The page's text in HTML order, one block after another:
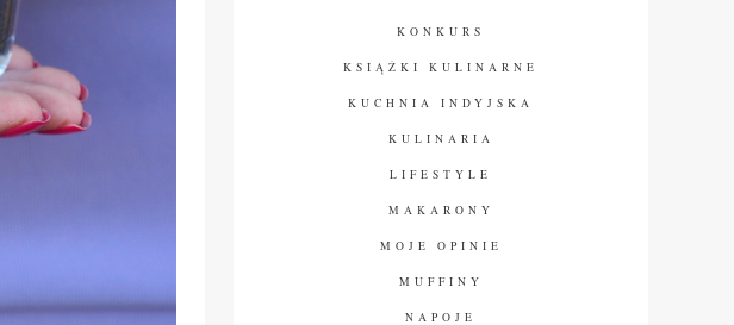
KONKURS
KSIĄŻKI KULINARNE
KUCHNIA INDYJSKA
KULINARIA
LIFESTYLE
MAKARONY
MOJE OPINIE
MUFFINY
NAPOJE